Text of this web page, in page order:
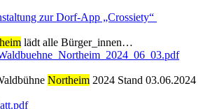
zur Dorf-App „Crossiety“
lädt alle Bürger_innen…
Northeim 2024 Stand 03.06.2024